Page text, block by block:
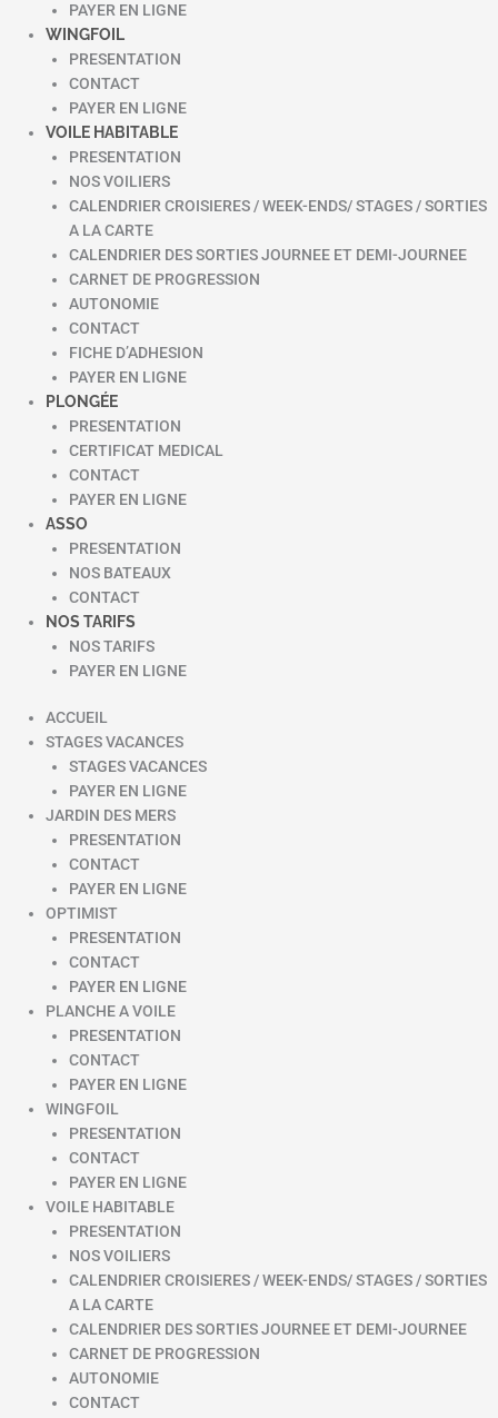
PAYER EN LIGNE
WINGFOIL
PRESENTATION
CONTACT
PAYER EN LIGNE
VOILE HABITABLE
PRESENTATION
NOS VOILIERS
CALENDRIER CROISIERES / WEEK-ENDS/ STAGES / SORTIES
A LA CARTE
CALENDRIER DES SORTIES JOURNEE ET DEMI-JOURNEE
CARNET DE PROGRESSION
AUTONOMIE
CONTACT
FICHE D’ADHESION
PAYER EN LIGNE
PLONGÉE
PRESENTATION
CERTIFICAT MEDICAL
CONTACT
PAYER EN LIGNE
ASSO
PRESENTATION
NOS BATEAUX
CONTACT
NOS TARIFS
NOS TARIFS
PAYER EN LIGNE
ACCUEIL
STAGES VACANCES
STAGES VACANCES
PAYER EN LIGNE
JARDIN DES MERS
PRESENTATION
CONTACT
PAYER EN LIGNE
OPTIMIST
PRESENTATION
CONTACT
PAYER EN LIGNE
PLANCHE A VOILE
PRESENTATION
CONTACT
PAYER EN LIGNE
WINGFOIL
PRESENTATION
CONTACT
PAYER EN LIGNE
VOILE HABITABLE
PRESENTATION
NOS VOILIERS
CALENDRIER CROISIERES / WEEK-ENDS/ STAGES / SORTIES
A LA CARTE
CALENDRIER DES SORTIES JOURNEE ET DEMI-JOURNEE
CARNET DE PROGRESSION
AUTONOMIE
CONTACT